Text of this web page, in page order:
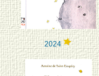
2024